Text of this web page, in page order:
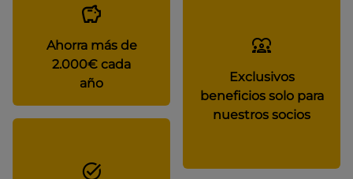
Ahorra más de
2.000€ cada
año
Exclusivos
beneficios solo para
nuestros socios